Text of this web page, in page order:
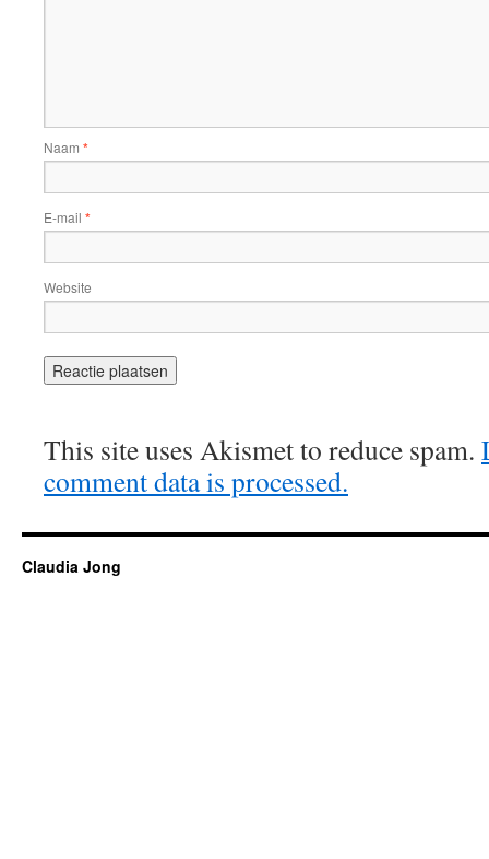
Naam *
E-mail *
Website
This site uses Akismet to reduce spam.
comment data is processed.
Claudia Jong